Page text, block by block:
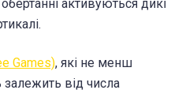
активуються дикі
Games), які не менш
залежить від числа